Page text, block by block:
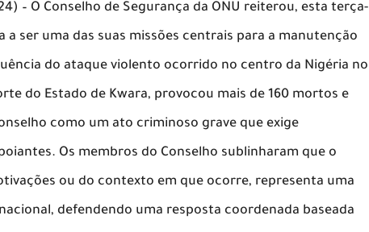
– O Conselho de Segurança da ONU reiterou, esta terça-
ser uma das suas missões centrais para a manutenção
do ataque violento ocorrido no centro da Nigéria no
do Estado de Kwara, provocou mais de 160 mortos e
como um ato criminoso grave que exige
Os membros do Conselho sublinharam que o
ou do contexto em que ocorre, representa uma
defendendo uma resposta coordenada baseada